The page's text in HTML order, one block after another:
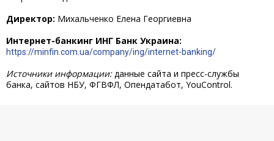
Директор: Михальченко Елена Георгиевна
Интернет-банкинг ИНГ Банк Украина:
https://minfin.com.ua/company/ing/internet-banking/
Источники информации:данные сайта и пресс-службы
банка, сайтов НБУ, ФГВФЛ, Опендатабот, YouControl.